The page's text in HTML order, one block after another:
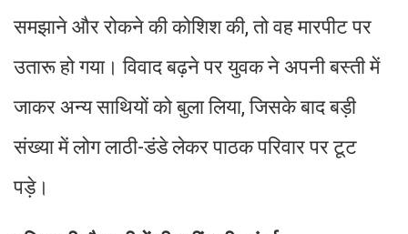
समझाने और रोकने की कोशिश की, तो वह मारपीट पर
उतारू हो गया। विवाद बढ़ने पर युवक ने अपनी बस्ती में
जाकर अन्य साथियों को बुला लिया, जिसके बाद बड़ी
संख्या में लोग लाठी-डंडे लेकर पाठक परिवार पर टूट
पड़े।